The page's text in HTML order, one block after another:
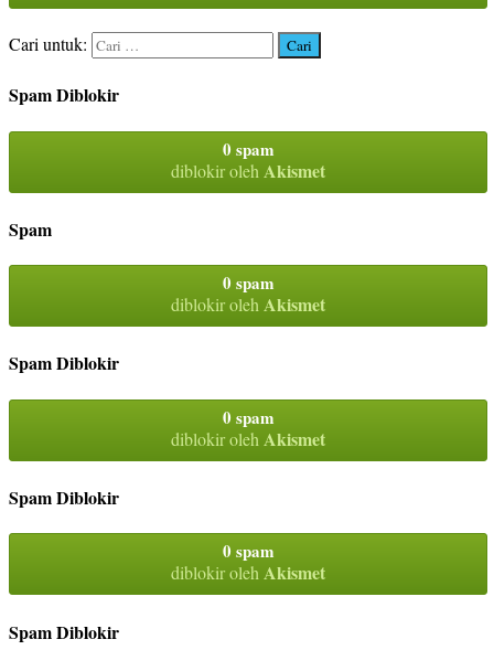
Cari untuk:
Spam Diblokir
0 spam
diblokir oleh Akismet
Spam
0 spam
diblokir olehAkismet
Spam Diblokir
0 spam
diblokir oleh Akismet
Spam Diblokir
0 spam
diblokir olehAkismet
Spam Diblokir